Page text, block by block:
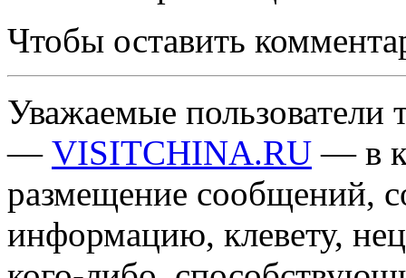
Чтобы оставить
Уважаемые пользователи
— VISITCHINA.RU — в
размещение сообщений,
информацию, клевету,